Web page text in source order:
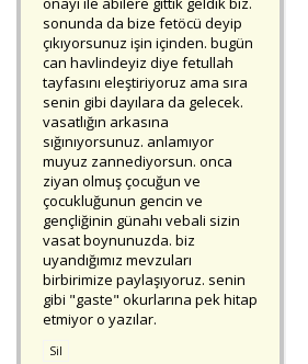
sonunda da bize fetöcü deyip
çıkıyorsunuz işin içinden. bugün
can havlindeyiz diye fetullah
tayfasını eleştiriyoruz ama sıra
senin gibi dayılara da gelecek.
vasatlığın arkasına
sığınıyorsunuz. anlamıyor
muyuz zannediyorsun. onca
ziyan olmuş çocuğun ve
çocukluğunun gencin ve
gençliğinin günahı vebali sizin
vasat boynunuzda. biz
uyandığımız mevzuları
birbirimize paylaşıyoruz. senin
gibi "gaste" okurlarına pek hitap
etmiyor o yazılar.
Sil